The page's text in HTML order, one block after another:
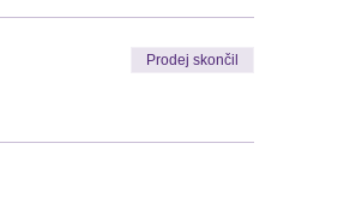
Prodej skončil